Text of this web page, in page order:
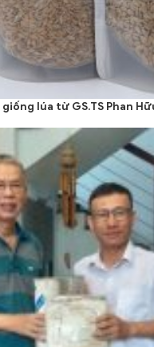
lúa từ GS.TS Phan